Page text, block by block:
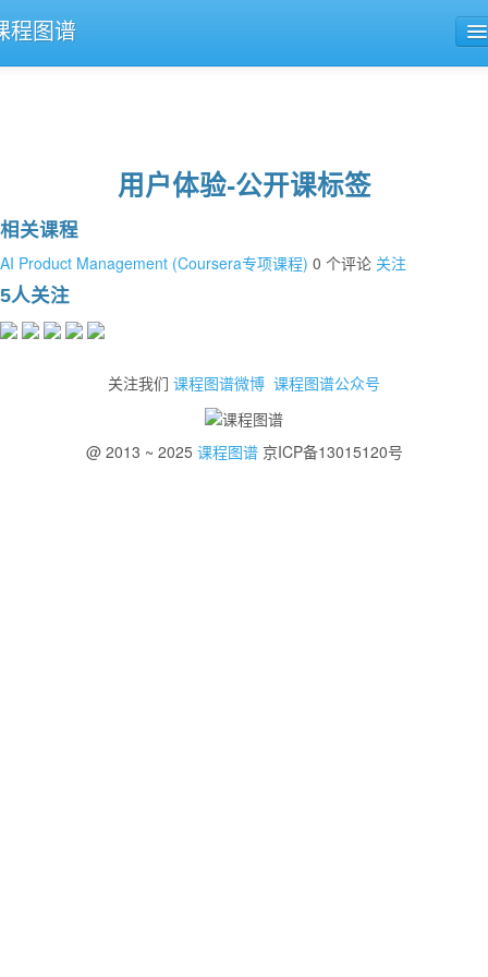
程图谱
用户体验-公开课标签
相关课程
AI Product Management (Coursera专项课程) 0 个评论 关注
5人关注
关注我们 课程图谱微博 课程图谱公众号
@ 2013 ~ 2025 课程图谱京ICP备13015120号